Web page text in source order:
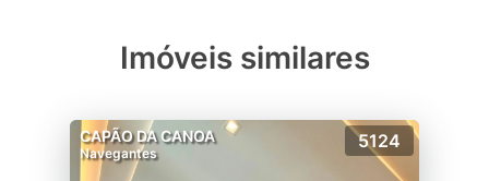
Imóveis similares
CAPÃO DA CANOA
Navegantes
5124